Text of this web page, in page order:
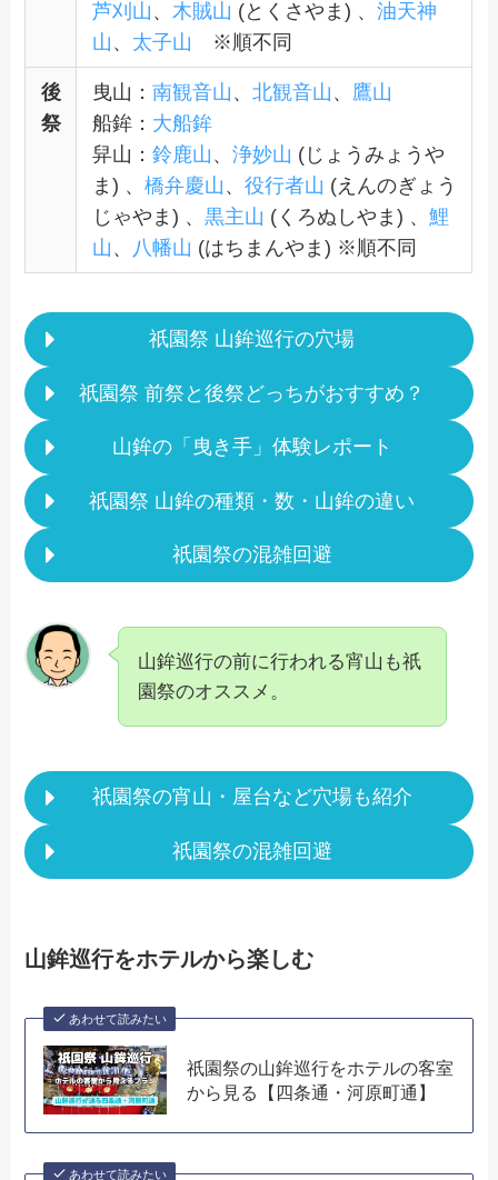
芦刈山 、 木賊山 (とくさやま) 、 油天神
山 、 太子山 ※順不同
後
祭
曳山： 南観音山 、 北観音山 、 鷹山
船鉾： 大船鉾
舁山： 鈴鹿山 、 浄妙山 (じょうみょうや
ま) 、 橋弁慶山 、 役行者山 (えんのぎょう
じゃやま) 、 黒主山 (くろぬしやま) 、 鯉
山 、 八幡山 (はちまんやま) ※順不同
祇園祭 山鉾巡行の穴場
祇園祭 前祭と後祭どっちがおすすめ？
山鉾の「曳き手」体験レポート
祇園祭 山鉾の種類・数・山鉾の違い
祇園祭の混雑回避
山鉾巡行の前に行われる宵山も祇
園祭のオススメ。
祇園祭の宵山・屋台など穴場も紹介
祇園祭の混雑回避
山鉾巡行をホテルから楽しむ
あわせて読みたい
祇園祭の山鉾巡行をホテルの客室
から見る【四条通・河原町通】
あわせて読みたい